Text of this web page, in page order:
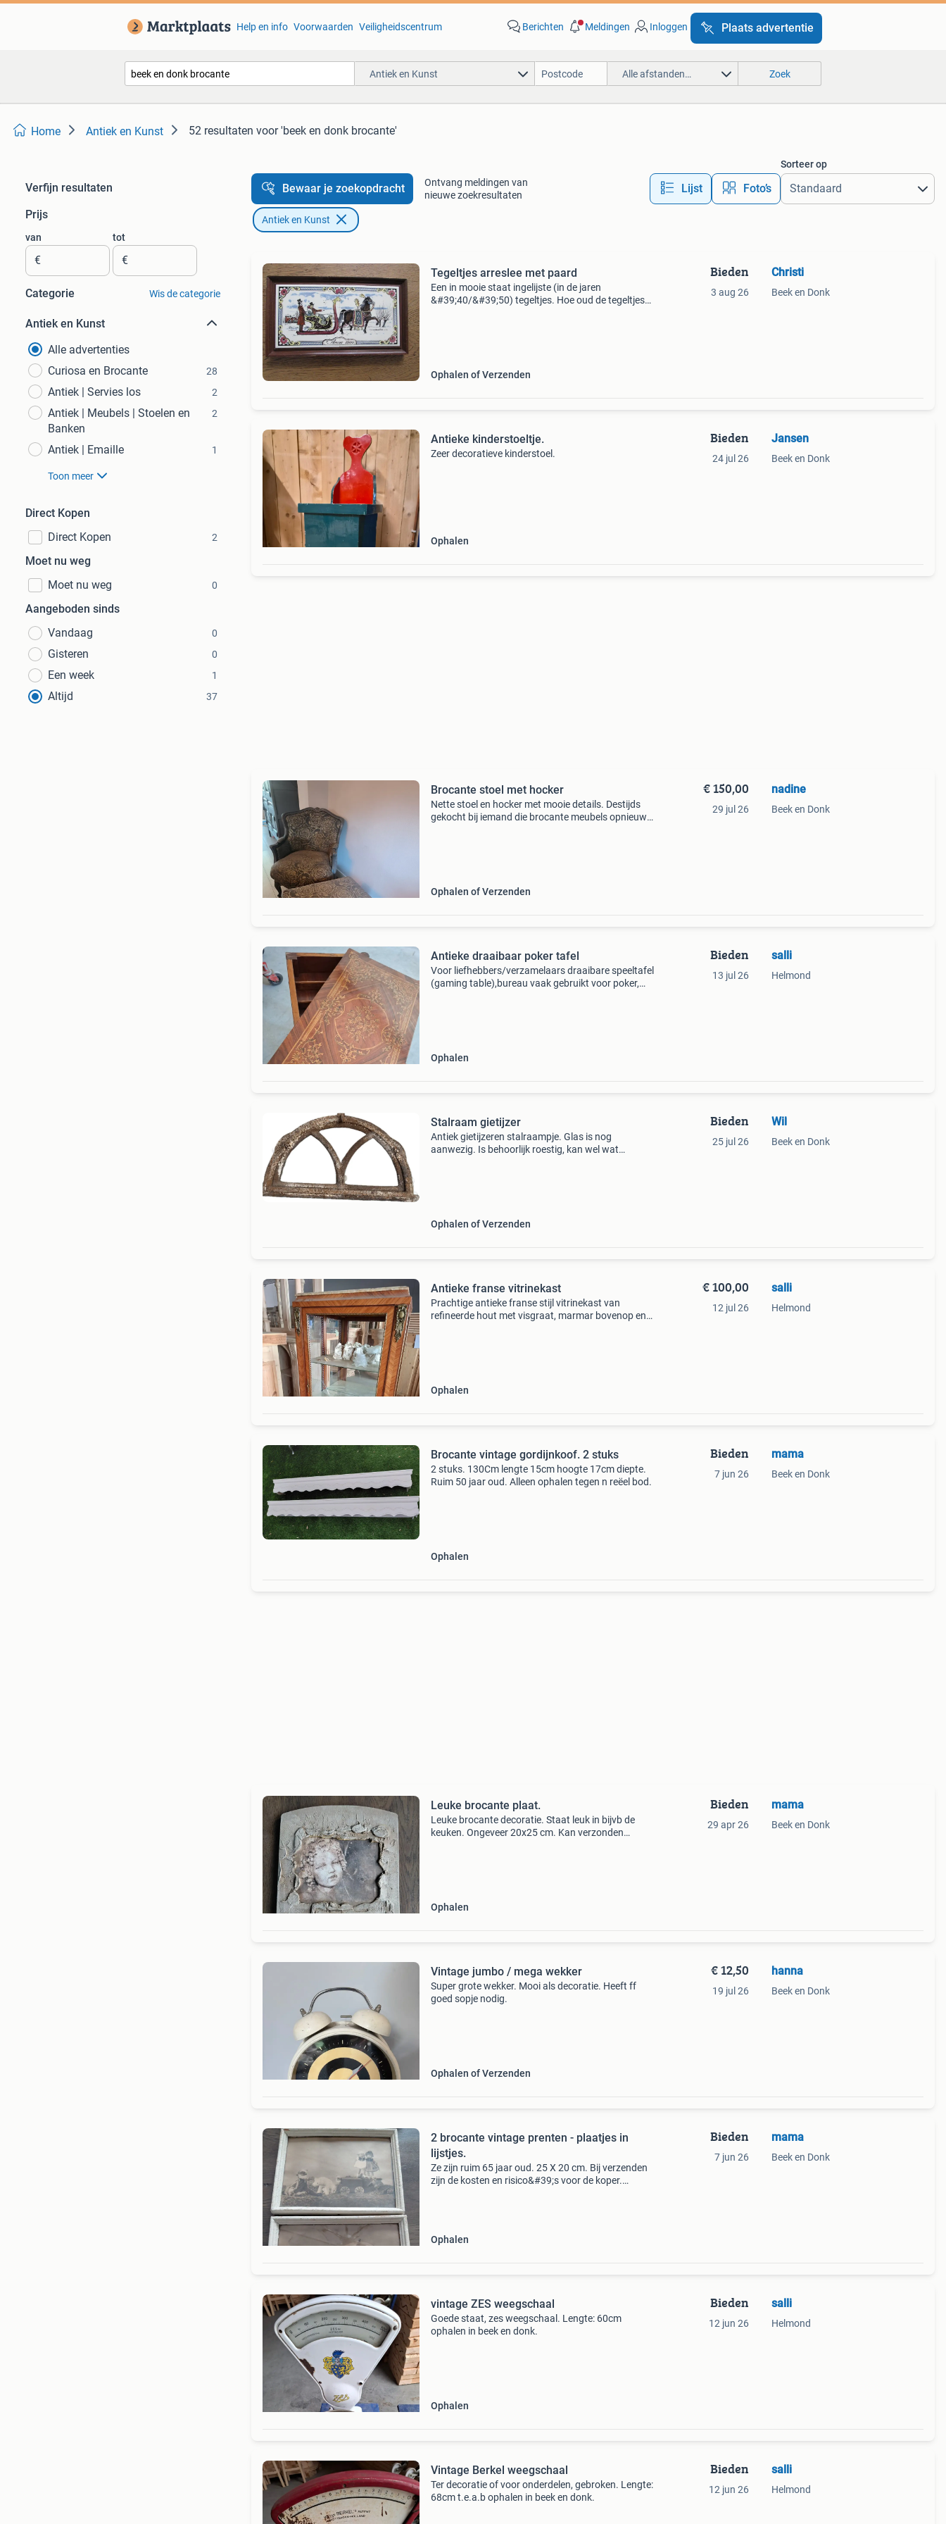
Help en info Voorwaarden Veiligheidscentrum Berichten Meldingen Inloggen Plaats advertentie
Antiek en Kunst Alle afstanden… Zoek
Home Antiek en Kunst 52 resultaten voor 'beek en donk brocante'
Verfijn resultaten
Prijs
van
€
tot
€
Categorie Wis de categorie
Antiek en Kunst
Alle advertenties
Curiosa en Brocante
28
Antiek | Servies los 2
Antiek | Meubels | Stoelen en
Banken
2
Antiek | Emaille 1
Toon meer
Direct Kopen
Direct Kopen
2
Moet nu weg
Moet nu weg
0
Aangeboden sinds
Vandaag
0
Gisteren 0
Een week 1
Altijd 37
Bewaar je zoekopdracht
Ontvang meldingen van
nieuwe zoekresultaten
Lijst Foto’s
Sorteer op
Antiek en Kunst
Tegeltjes arreslee met paard
Een in mooie staat ingelijste (in de jaren
&#39;40/&#39;50) tegeltjes. Hoe oud de tegeltjes
Ophalen of Verzenden
Bieden
3 aug 26
Christi
Beek en Donk
Antieke kinderstoeltje.
Zeer decoratieve kinderstoel.
Ophalen
Bieden
24 jul 26
Jansen
Beek en Donk
Brocante stoel met hocker
Nette stoel en hocker met mooie details. Destijds
gekocht bij iemand die brocante meubels opnieuw
Ophalen of Verzenden
€ 150,00
29 jul 26
nadine
Beek en Donk
Antieke draaibaar poker tafel
Voor liefhebbers/verzamelaars draaibare speeltafel
(gaming table),bureau vaak gebruikt voor poker,
Ophalen
Bieden
13 jul 26
salli
Helmond
Stalraam gietijzer
Antiek gietijzeren stalraampje. Glas is nog
aanwezig. Is behoorlijk roestig, kan wel wat
Ophalen of Verzenden
Bieden
25 jul 26
Wil
Beek en Donk
Antieke franse vitrinekast
Prachtige antieke franse stijl vitrinekast van
refineerde hout met visgraat, marmar bovenop en
Ophalen
€ 100,00
12 jul 26
salli
Helmond
Brocante vintage gordijnkoof. 2 stuks
2 stuks. 130Cm lengte 15cm hoogte 17cm diepte.
Ruim 50 jaar oud. Alleen ophalen tegen n reëel bod.
Ophalen
Bieden
7 jun 26
mama
Beek en Donk
Leuke brocante plaat.
Leuke brocante decoratie. Staat leuk in bijvb de
keuken. Ongeveer 20x25 cm. Kan verzonden
Ophalen
Bieden
29 apr 26
mama
Beek en Donk
Vintage jumbo / mega wekker
Super grote wekker. Mooi als decoratie. Heeft ff
goed sopje nodig.
Ophalen of Verzenden
€ 12,50
19 jul 26
hanna
Beek en Donk
2 brocante vintage prenten - plaatjes in
lijstjes.
Ze zijn ruim 65 jaar oud. 25 X 20 cm. Bij verzenden
zijn de kosten en risico&#39;s voor de koper.
Ophalen
Bieden
7 jun 26
mama
Beek en Donk
vintage ZES weegschaal
Goede staat, zes weegschaal. Lengte: 60cm
ophalen in beek en donk.
Ophalen
Bieden
12 jun 26
salli
Helmond
Vintage Berkel weegschaal
Ter decoratie of voor onderdelen, gebroken. Lengte:
68cm t.e.a.b ophalen in beek en donk.
Bieden
12 jun 26
salli
Helmond